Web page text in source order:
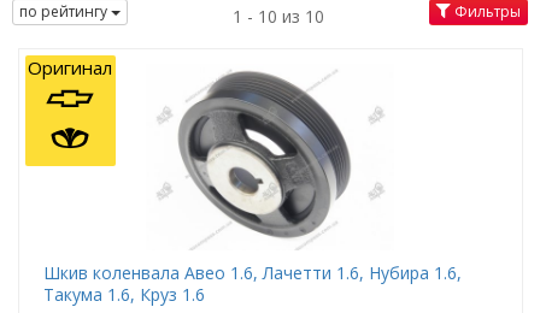
по рейтингу 1 - 10 из 10 Фильтры
Шкив коленвала Авео 1.6, Лачетти 1.6, Нубира 1.6,
Такума 1.6, Круз 1.6
Оригинал